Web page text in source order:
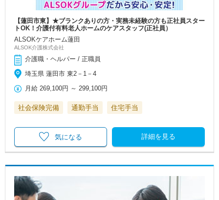
【蓮田市東】★ブランクありの方・実務未経験の方も正社員スター
トOK！介護付有料老人ホームのケアスタッフ(正社員）
ALSOKケアホーム蓮田
ALSOK介護株式会社
介護職・ヘルパー / 正職員
埼玉県 蓮田市 東2－1－4
月給 269,100円 ～299,100円
社会保険完備 通勤手当 住宅手当
詳細を見る
気になる